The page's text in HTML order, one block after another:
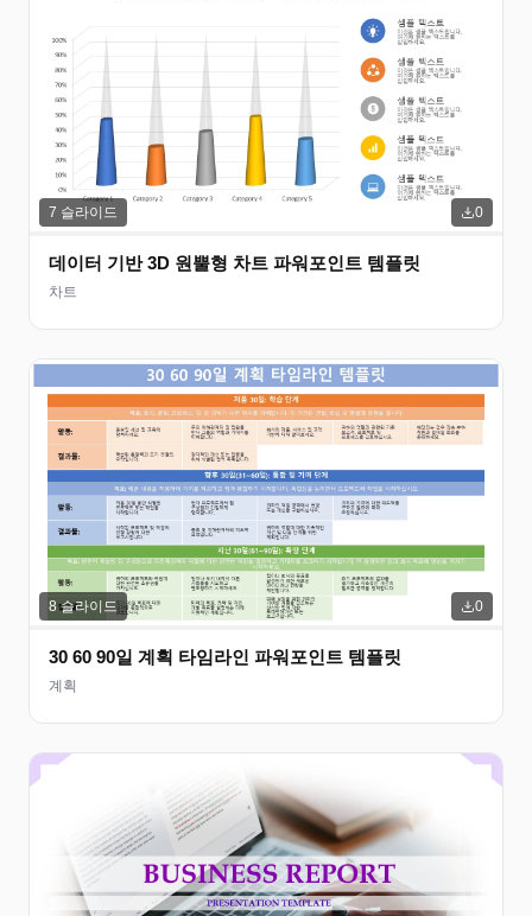
7 슬라이드 0
데이터 기반 3D 원뿔형 차트 파워포인트 템플릿
차트
8 슬라이드 0
30 60 90일 계획 타임라인 파워포인트 템플릿
계획